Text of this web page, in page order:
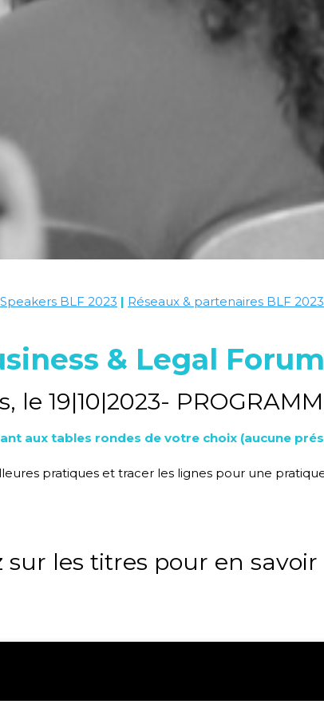
Speakers BLF 2023 | Réseaux & partenaires BLF 2023
& Legal Forum
le 19|10|2023-
aux tables rondes de votre choix (aucune
pratiques et tracer les lignes pour une
sur les titres pour en